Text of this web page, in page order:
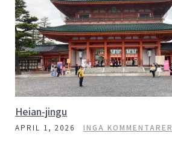
Heian-jingu
APRIL 1, 2026 INGA KOMMENTARER